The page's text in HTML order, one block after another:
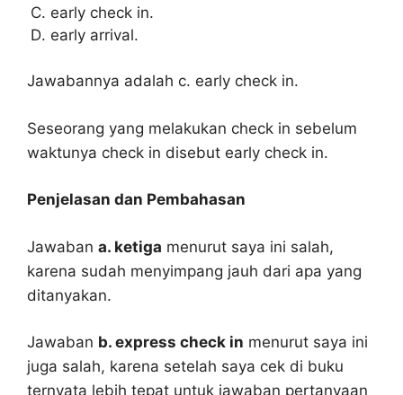
early check in.
early arrival.
Jawabannya adalah c. early check in.
Seseorang yang melakukan check in sebelum
waktunya check in disebut early check in.
Penjelasan dan Pembahasan
Jawaban a. ketiga menurut saya ini salah,
karena sudah menyimpang jauh dari apa yang
ditanyakan.
Jawaban b. express check in menurut saya ini
juga salah, karena setelah saya cek di buku
ternyata lebih tepat untuk jawaban pertanyaan